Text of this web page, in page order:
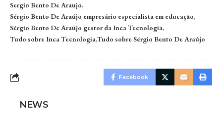
Sergio Bento De Araujo
Sérgio Bento De Araújo empresário especialista em educação
Sérgio Bento De Araújo gestor da Inca Tecnologia
Tudo sobre Inca TecnologiaTudo sobre Sérgio Bento De Araújo
Facebook
NEWS